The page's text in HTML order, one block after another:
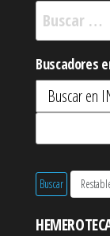
Buscar:
Buscadores